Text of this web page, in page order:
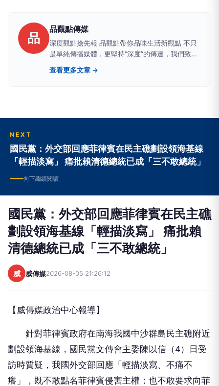
品
品觀點傳媒
深度觀點搶先報 品觀點帶你品味生活新觀點 不只
是單純傳播媒體，更堅持“深度”的傳達，我們致力
於建立一個具有品質、品味、品行，值得信任的媒
體品牌。聚焦時事議題提供有品、有價值且白色中
查看更多文章 →
NEXT
國民黨：外交部回應菲律賓在民主礁劃設領海基線
「輕描淡寫」 痛批賴清德總統已成「三不敢總統」
向下繼續閱讀
國民黨：外交部回應菲律賓在民主礁
劃設領海基線「輕描淡寫」 痛批賴
清德總統已成「三不敢總統」
威 威傳媒2026-08-05 21:26:12
【威傳媒政治中心報導】
針對菲律賓政府在南海我國中沙群島民主礁附近
劃設領海基線，國民黨文傳會主委陳以信（4）日受
訪時質疑，我國外交部回應「輕描淡寫、不痛不
癢」，既不敢點名菲律賓侵害主權；也不敢要求向菲